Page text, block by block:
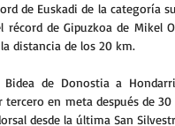
de Euskadi de la categoría
récord de Gipuzkoa de Mikel
distancia de los 20 km.
de Donostia a
tercero en meta después de
desde la última San